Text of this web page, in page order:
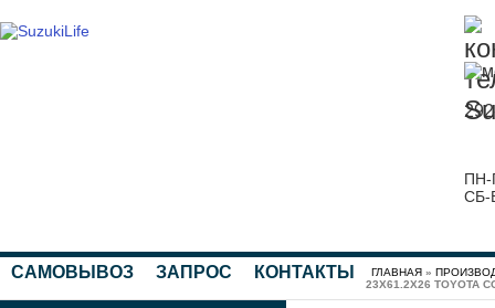
ПН-
СБ-
САМОВЫВОЗ ЗАПРОС КОНТАКТЫ ГЛАВНАЯ »
23X61.2X26 TOYOTA